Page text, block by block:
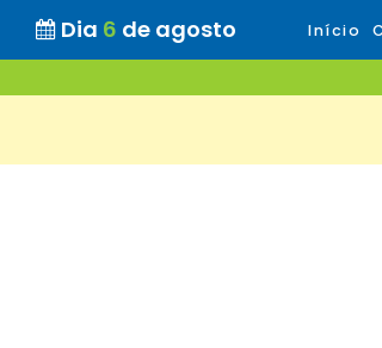
Dia 6 de agosto Início